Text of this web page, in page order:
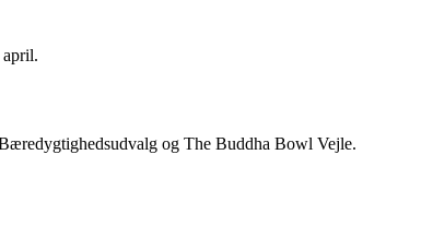
og The Buddha Bowl Vejle.